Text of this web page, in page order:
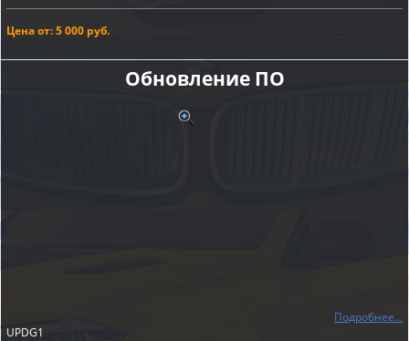
Цена от: 5 000 руб.
Обновление ПО
Подробнее...
UPDG1